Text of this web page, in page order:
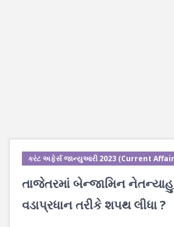
કરંટ અફેર્સ જાન્યુઆરી 2023 (Current
તાજેતરમાં બેન્જામિન
વડાપ્રધાન તરીકે શપથ લીધા ?